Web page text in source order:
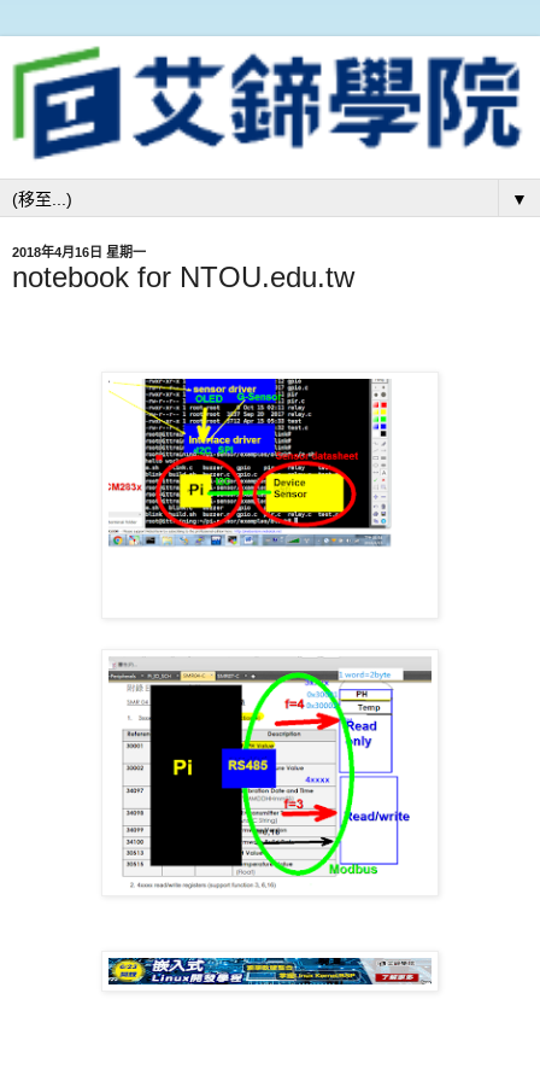
▼
2018年4月16日 星期一
notebook for NTOU.edu.tw